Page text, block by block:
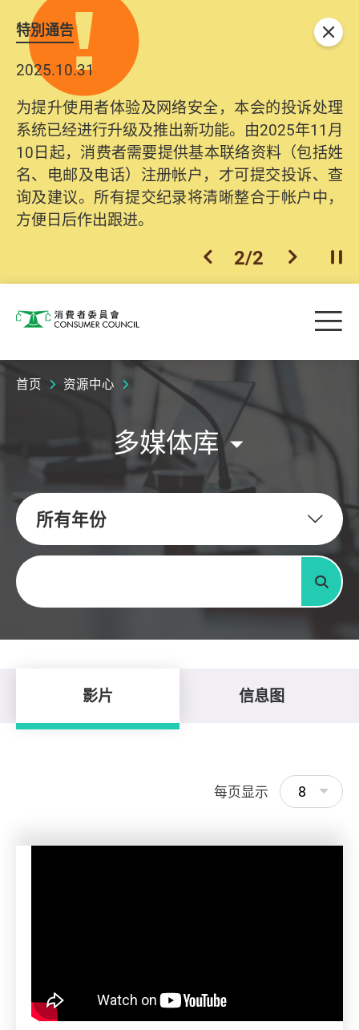
特別通告
2025.10.31
为提升使用者体验及网络安全，本会的投诉处理
系统已经进行升级及推出新功能。由2025年11月
10日起，消费者需要提供基本联络资料（包括姓
名、电邮及电话）注册帐户，才可提交投诉、查
询及建议。所有提交纪录将清晰整合于帐户中，
方便日后作出跟进。
上一个
2/2 下一个开
关闭
消费者委员会 目
首页 资源中心
多媒体库
所有年份
关键字
搜寻
影片 信息图
每页显示 8